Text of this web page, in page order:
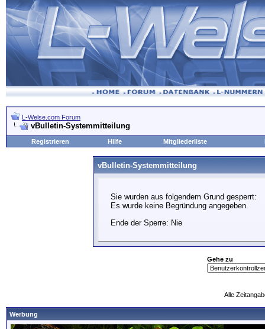
L-Welse.com Forum
vBulletin-Systemmitteilung
Registrieren Hilfe Mitgliederliste
vBulletin-Systemmitteilung
Sie wurden aus folgendem Grund gesperrt:
Es wurde keine Begründung angegeben.
Ende der Sperre: Nie
Gehe zu
Alle
Werbung